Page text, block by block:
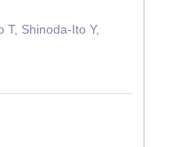
T, Shinoda-Ito Y,